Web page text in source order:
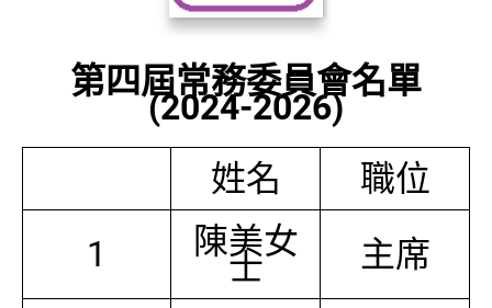
第四屆常務委員會名單
(2024-2026)
姓名
職位
1
陳美女
士 主席